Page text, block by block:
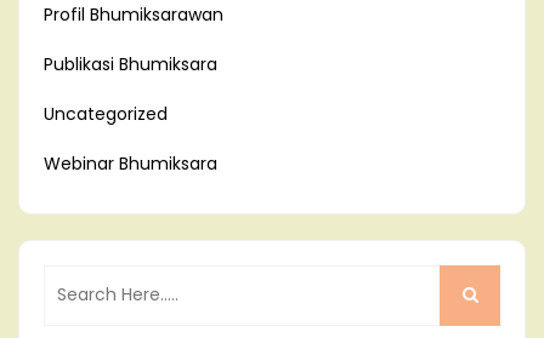
Profil Bhumiksarawan
Publikasi Bhumiksara
Uncategorized
Webinar Bhumiksara